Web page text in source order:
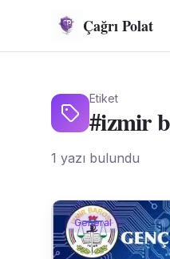
Çağrı Polat
Etiket
#izmir
1 yazı bulundu
General